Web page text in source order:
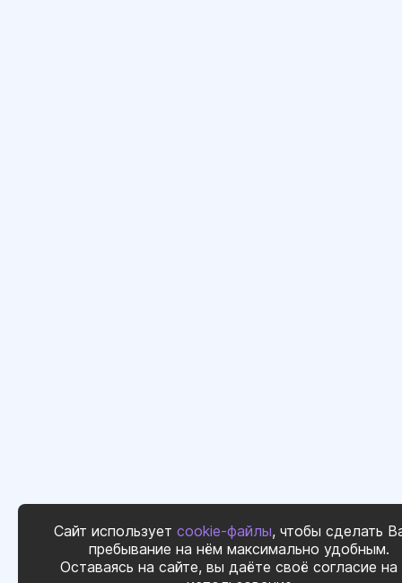
Сайт использует cookie-файлы, чтобы сделать
пребывание на нём максимально удобным.
Оставаясь на сайте, вы даёте своё согласие на